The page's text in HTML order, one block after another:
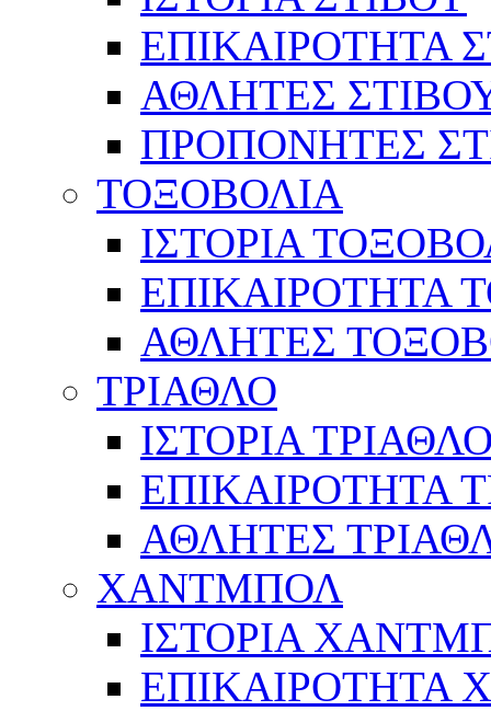
ΕΠΙΚΑΙΡΟΤΗΤΑ
ΑΘΛΗΤΕΣ
ΠΡΟΠΟΝΗΤΕΣ
ΤΟΞΟΒΟΛΙΑ
ΙΣΤΟΡΙΑ
ΕΠΙΚΑΙΡΟΤΗΤΑ
ΑΘΛΗΤΕΣ
ΤΡΙΑΘΛΟ
ΙΣΤΟΡΙΑ
ΕΠΙΚΑΙΡΟΤΗΤΑ
ΑΘΛΗΤΕΣ
ΧΑΝΤΜΠΟΛ
ΙΣΤΟΡΙΑ
ΕΠΙΚΑΙΡΟΤΗΤΑ